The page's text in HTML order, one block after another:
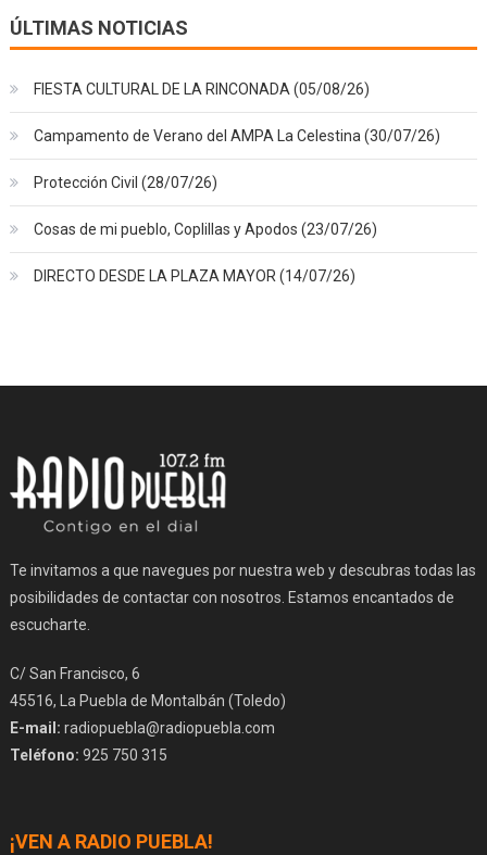
ÚLTIMAS NOTICIAS
FIESTA CULTURAL DE LA RINCONADA (05/08/26)
Campamento de Verano del AMPA La Celestina (30/07/26)
Protección Civil (28/07/26)
Cosas de mi pueblo, Coplillas y Apodos (23/07/26)
DIRECTO DESDE LA PLAZA MAYOR (14/07/26)
Te invitamos a que navegues por nuestra web y descubras todas las
posibilidades de contactar con nosotros. Estamos encantados de
escucharte.
C/ San Francisco, 6
45516, La Puebla de Montalbán (Toledo)
E-mail: radiopuebla@radiopuebla.com
Teléfono: 925 750 315
¡VEN A RADIO PUEBLA!